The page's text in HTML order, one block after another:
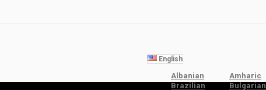
English
Albanian Amharic
Brazilian
Bulgarian